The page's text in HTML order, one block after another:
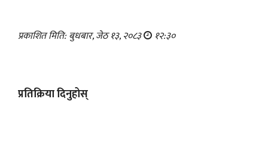
प्रकाशित मिति: बुधबार, जेठ १३, २०८३ १२:३०
प्रतिक्रिया दिनुहोस्